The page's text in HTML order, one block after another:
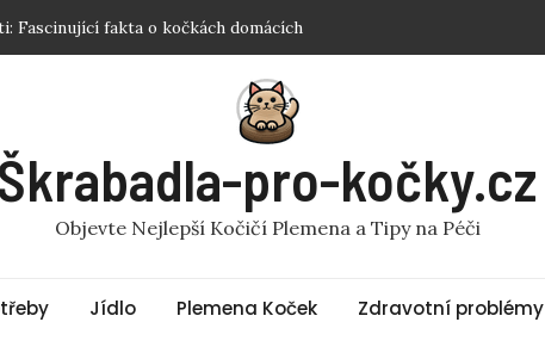
kočku: Jak vybrat tu správnou?
kočky? Odpověď vás překvapí!
Sphynx? Nejlepší Tipy a Produkty
Fascinující fakta o kočkách domácíchpro-kočky.cz
Objevte Nejlepší Kočičí Plemena a Tipy na Péči
Jídlo Plemena Koček Zdravotní problémy